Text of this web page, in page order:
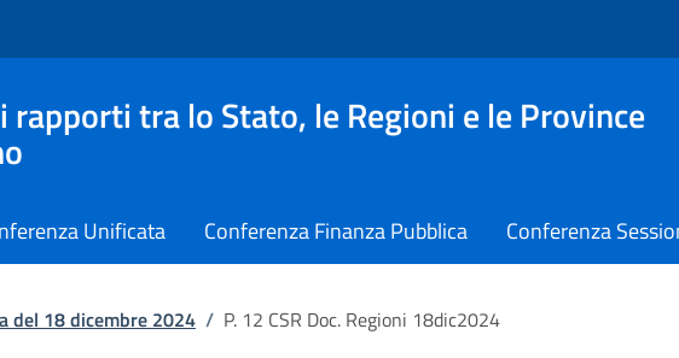
rapporti tra lo Stato, le Regioni e le Province
Unificata Conferenza Finanza Pubblica Conferenza
del 18 dicembre 2024 / P. 12 CSR Doc. Regioni 18dic2024